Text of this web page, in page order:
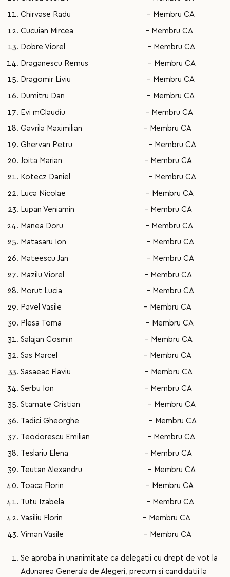
Chirvase Radu - Membru CA
Cucuian Mircea - Membru CA
Dobre Viorel - Membru CA
Draganescu Remus - Membru CA
Dragomir Liviu - Membru CA
Dumitru Dan - Membru CA
Evi mClaudiu - Membru CA
Gavrila Maximilian - Membru CA
Ghervan Petru - Membru CA
Joita Marian - Membru CA
Kotecz Daniel - Membru CA
Luca Nicolae - Membru CA
Lupan Veniamin - Membru CA
Manea Doru - Membru CA
Matasaru Ion - Membru CA
Mateescu Jan - Membru CA
Mazilu Viorel - Membru CA
Morut Lucia - Membru CA
Pavel Vasile - Membru CA
Plesa Toma - Membru CA
Salajan Cosmin - Membru CA
Sas Marcel - Membru CA
Sasaeac Flaviu - Membru CA
Serbu Ion - Membru CA
Stamate Cristian - Membru CA
Tadici Gheorghe - Membru CA
Teodorescu Emilian - Membru CA
Teslariu Elena - Membru CA
Teutan Alexandru - Membru CA
Toaca Florin - Membru CA
Tutu Izabela - Membru CA
Vasiliu Florin - Membru CA
Viman Vasile - Membru CA
Se aproba in unanimitate ca delegatii cu drept de vot la
Adunarea Generala de Alegeri, precum si candidatii la